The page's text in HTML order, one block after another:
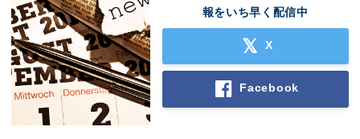
報をいち早く配信中
X
Facebook